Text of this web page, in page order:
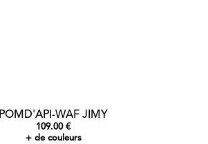
POMD'API-WAF JIMY
109.00 €
+ de couleurs